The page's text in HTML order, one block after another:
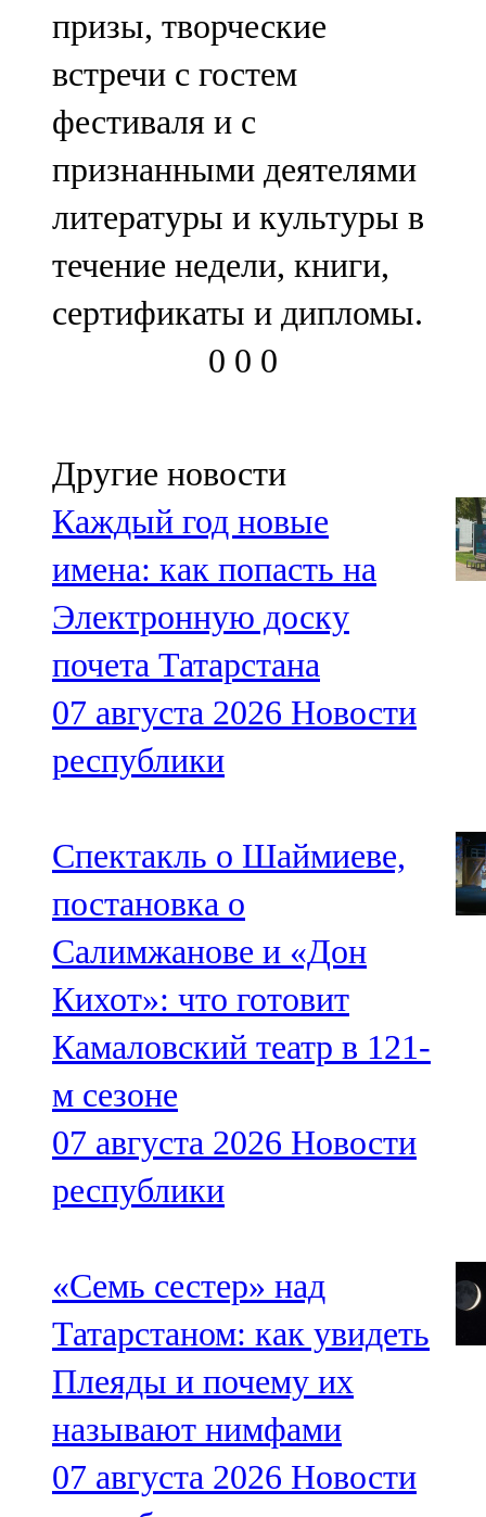
призы, творческие
встречи с гостем
фестиваля и с
признанными деятелями
литературы и культуры в
течение недели, книги,
сертификаты и дипломы.
0 0 0
Другие новости
Каждый год новые
имена: как попасть на
Электронную доску
почета Татарстана
07 августа 2026 Новости
республики
Спектакль о Шаймиеве,
постановка о
Салимжанове и «Дон
Кихот»: что готовит
Камаловский театр в 121-
м сезоне
07 августа 2026 Новости
республики
«Семь сестер» над
Татарстаном: как увидеть
Плеяды и почему их
называют нимфами
07 августа 2026 Новости